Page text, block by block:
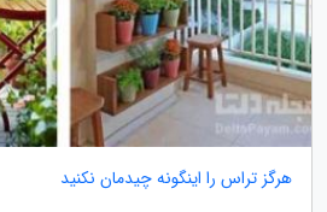
هرگز تراس را اینگونه چیدمان نکنید